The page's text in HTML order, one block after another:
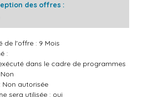
des offres :
de l'offre : 9 Mois
:
dans le cadre de programmes
Non autorisée
sera utilisée : oui